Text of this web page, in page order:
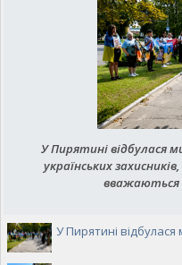
У Пирятині відбулася
українських
вважаються
У Пирятині